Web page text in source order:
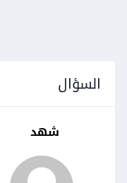
السؤال
شهد